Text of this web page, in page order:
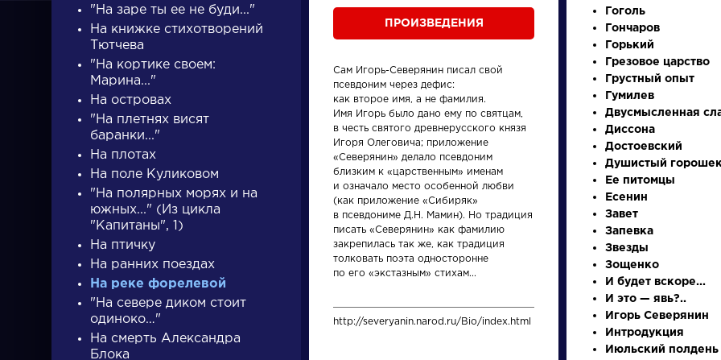
произведения персонажи
Писатели
Гончаров Иван
Александрович
деталь аллегория На
"На заре ты ее не буди..."
На книжке стихотворений
Тютчева
"На кортике своем:
Марина..."
На островах
"На плетнях висят
баранки..."
На плотах
На поле Куликовом
"На полярных морях и на
южных..." (Из цикла
"Капитаны", 1)
На птичку
На ранних поездах
На реке форелевой
"На севере диком стоит
одиноко…"
На смерть Александра
Блока
ПРОИЗВЕДЕНИЯ
Сам Игорь-Северянин писал свой
псевдоним через дефис:
как второе имя, а не фамилия.
Имя Игорь было дано ему по святцам,
в честь святого древнерусского князя
Игоря Олеговича; приложение
«Северянин» делало псевдоним
близким к «царственным» именам
и означало место особенной любви
(как приложение «Сибиряк»
в псевдониме Д.Н. Мамин). Но традиция
писать «Северянин» как фамилию
закрепилась так же, как традиция
толковать поэта односторонне
по его «экстазным» стихам...
http://severyanin.narod.ru/Bio/index.html
Гоголь
Гончаров
Горький
Грезовое царство
Грустный опыт
Гумилев
Двусмысленная
Диссона
Достоевский
Душистый горошек
Ее питомцы
Есенин
Завет
Запевка
Звезды
Зощенко
И будет вскоре...
И это — явь?..
Игорь Северянин
Интродукция
Июльский полдень